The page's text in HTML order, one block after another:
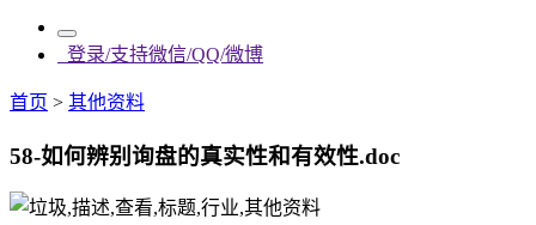
登录/支持微信/QQ/微博
首页 > 其他资料
58-如何辨别询盘的真实性和有效性.doc